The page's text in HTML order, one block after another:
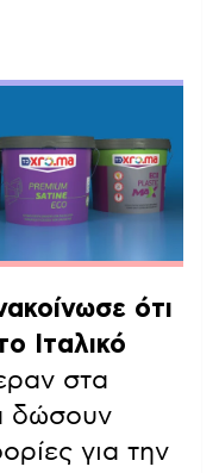
ότι
Ιταλικό
στα
δώσουν
για την